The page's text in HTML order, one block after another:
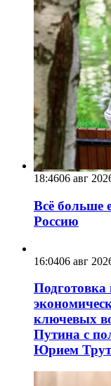
18:4606 авг
Всё больше
Россию
16:0406 авг
ключевых
Путина с
Юрием